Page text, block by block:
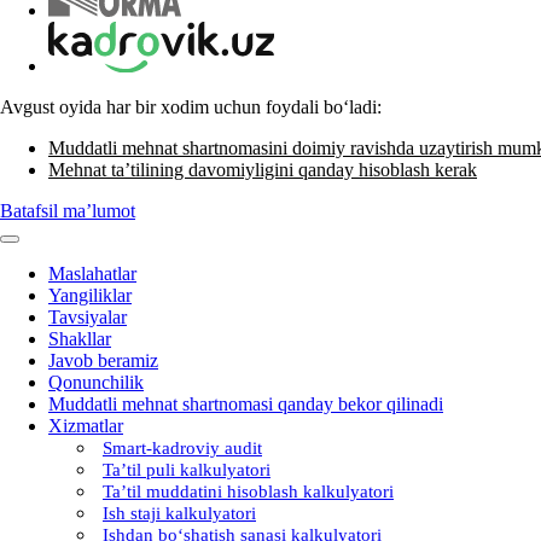
Avgust oyida har bir хodim uchun foydali boʻladi:
Muddatli mehnat shartnomasini doimiy ravishda uzaytirish
Mehnat ta’tilining davomiyligini qanday hisoblash kerak
Batafsil ma’lumot
Maslahatlar
Yangiliklar
Tavsiyalar
Shakllar
Javob beramiz
Qonunchilik
Muddatli mehnat shartnomasi qanday bekor qilinadi
Xizmatlar
Smart-kadroviy audit
Ta’til puli kalkulyatori
Ta’til muddatini hisoblash kalkulyatori
Ish staji kalkulyatori
Ishdan boʻshatish sanasi kalkulyatori